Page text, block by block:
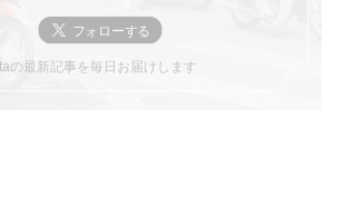
の最新記事を毎日お届けします